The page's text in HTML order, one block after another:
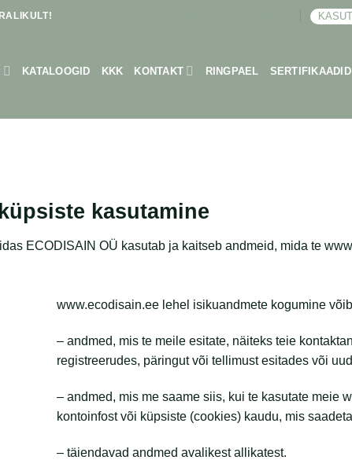
KATALOOGID KKK KONTAKT RINGPAEL SERTIFIKAADID
kasutamine
ECODISAIN OÜ kasutab ja kaitseb andmeid, mida te
www.ecodisain.ee lehel isikuandmete kogumine
– andmed, mis te meile esitate, näiteks teie
registreerudes, päringut või tellimust esitades või
– andmed, mis me saame siis, kui te kasutate meie
kontoinfost või küpsiste (cookies) kaudu, mis
– täiendavad andmed avalikest allikatest.